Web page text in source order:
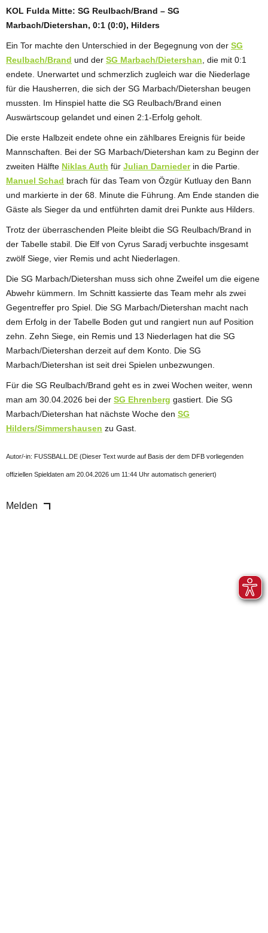
KOL Fulda Mitte: SG Reulbach/Brand – SG
Marbach/Dietershan, 0:1 (0:0), Hilders
Ein Tor machte den Unterschied in der Begegnung von der SG
Reulbach/Brand und der SG Marbach/Dietershan , die mit 0:1
endete. Unerwartet und schmerzlich zugleich war die Niederlage
für die Hausherren, die sich der SG Marbach/Dietershan beugen
mussten. Im Hinspiel hatte die SG Reulbach/Brand einen
Auswärtscoup gelandet und einen 2:1-Erfolg geholt.
Die erste Halbzeit endete ohne ein zählbares Ereignis für beide
Mannschaften. Bei der SG Marbach/Dietershan kam zu Beginn der
zweiten Hälfte Niklas Auth für Julian Darniederin die Partie.
Manuel Schad brach für das Team von Özgür Kutluay den Bann
und markierte in der 68. Minute die Führung. Am Ende standen die
Gäste als Sieger da und entführten damit drei Punkte aus Hilders.
Trotz der überraschenden Pleite bleibt die SG Reulbach/Brand in
der Tabelle stabil. Die Elf von Cyrus Saradj verbuchte insgesamt
zwölf Siege, vier Remis und acht Niederlagen.
Die SG Marbach/Dietershan muss sich ohne Zweifel um die eigene
Abwehr kümmern. Im Schnitt kassierte das Team mehr als zwei
Gegentreffer pro Spiel. Die SG Marbach/Dietershan macht nach
dem Erfolg in der Tabelle Boden gut und rangiert nun auf Position
zehn. Zehn Siege, ein Remis und 13 Niederlagen hat die SG
Marbach/Dietershan derzeit auf dem Konto. Die SG
Marbach/Dietershan ist seit drei Spielen unbezwungen.
Für die SG Reulbach/Brand geht es in zwei Wochen weiter, wenn
man am 30.04.2026 bei der SG Ehrenberg gastiert. Die SG
Marbach/Dietershan hat nächste Woche den SG
Hilders/Simmershausen zu Gast.
Autor/-in: FUSSBALL.DE (Dieser Text wurde auf Basis der dem DFB vorliegenden
offiziellen Spieldaten am 20.04.2026 um 11:44 Uhr automatisch generiert)
Melden